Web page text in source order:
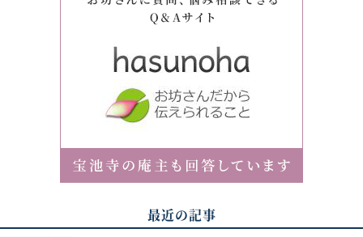
最近の記事